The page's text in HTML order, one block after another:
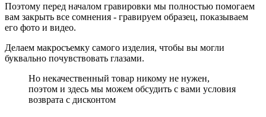
Поэтому перед началом гравировки мы полностью помогаем
вам закрыть все сомнения - гравируем образец, показываем
его фото и видео.
Делаем макросъемку самого изделия, чтобы вы могли
буквально почувствовать глазами.
Но некачественный товар никому не нужен,
поэтом и здесь мы можем обсудить с вами условия
возврата с дисконтом